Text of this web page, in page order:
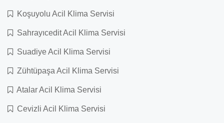
Koşuyolu Acil Klima Servisi
Sahrayıcedit Acil Klima Servisi
Suadiye Acil Klima Servisi
Zühtüpaşa Acil Klima Servisi
Atalar Acil Klima Servisi
Cevizli Acil Klima Servisi